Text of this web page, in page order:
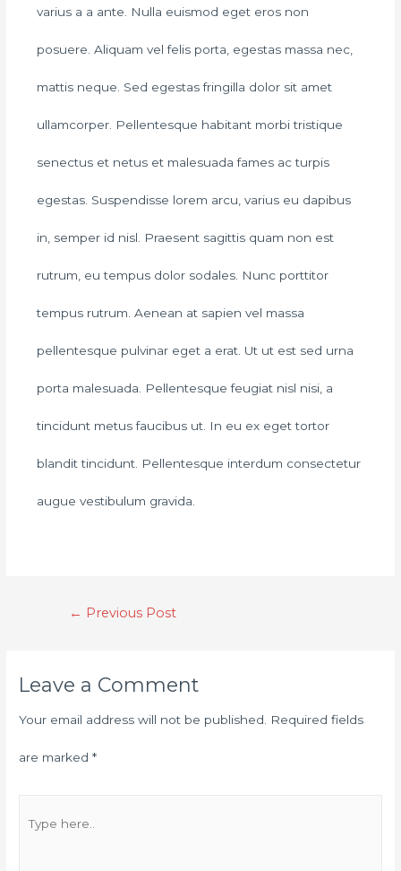
varius a a ante. Nulla euismod eget eros non
posuere. Aliquam vel felis porta, egestas massa nec,
mattis neque. Sed egestas fringilla dolor sit amet
ullamcorper. Pellentesque habitant morbi tristique
senectus et netus et malesuada fames ac turpis
egestas. Suspendisse lorem arcu, varius eu dapibus
in, semper id nisl. Praesent sagittis quam non est
rutrum, eu tempus dolor sodales. Nunc porttitor
tempus rutrum. Aenean at sapien vel massa
pellentesque pulvinar eget a erat. Ut ut est sed urna
porta malesuada. Pellentesque feugiat nisl nisi, a
tincidunt metus faucibus ut. In eu ex eget tortor
blandit tincidunt. Pellentesque interdum consectetur
augue vestibulum gravida.
← Previous Post
Leave a Comment
Your email address will not be published. Required fields
are marked*